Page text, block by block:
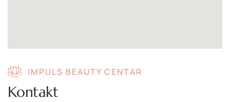
IMPULS BEAUTY CENTAR
Kontakt